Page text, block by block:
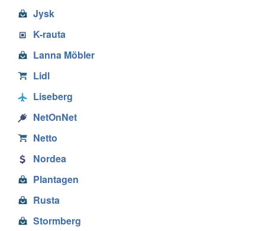
Jysk
K-rauta
Lanna Möbler
Lidl
Liseberg
NetOnNet
Netto
Nordea
Plantagen
Rusta
Stormberg